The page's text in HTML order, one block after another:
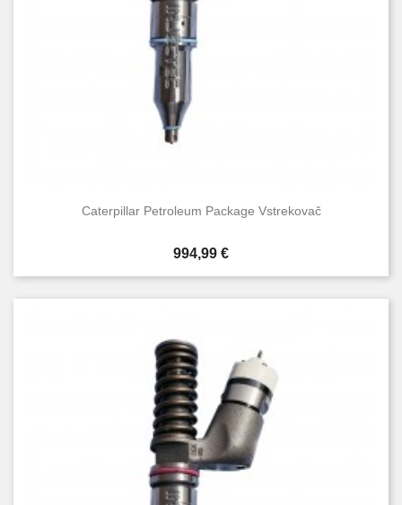
Caterpillar Petroleum Package Vstrekovač
Cena
994,99 €